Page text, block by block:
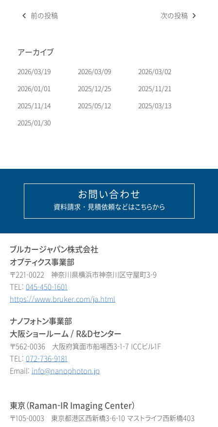
投
ビ
ー
シ
ン
前の投稿 次の投稿
アーカイブ
2026/03/19 2026/03/09
2026/03/02
2026/01/01
2025/12/25
2025/11/21
2025/11/14
2025/05/12
2025/03/13
2025/01/30
お問い合わせ
資料請求・見積依頼などはこちらから
ブルカージャパン株式会社
オプティクス事業部
〒221-0022 神奈川県横浜市神奈川区守屋町3-9
TEL: 045-450-1601
https://www.bruker.com/ja.html
ナノフォトン事業部
大阪ショールーム / R&Dセンター
〒562-0036 大阪府箕面市船場西3-1-7 ICCビル1F
TEL: 072-736-9181
Email: info@nanophoton.jp
東京（Raman-IR Imaging Center）
〒105-0003 東京都港区西新橋3-6-10 マストライフ西新橋403